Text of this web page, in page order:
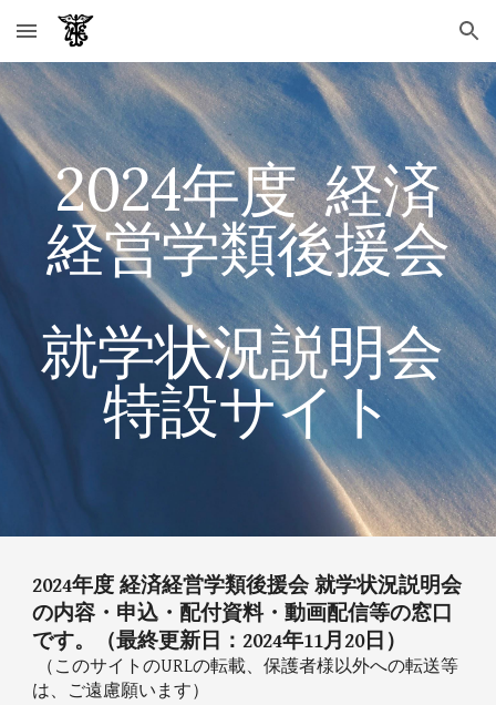
Skip to main content Skip to navigation
2024年度 経済
経営学類後援会
就学状況説明会
特設サイト
2024年度 経済経営学類後援会 就学状況説明会
の内容・申込・配付資料・動画配信等の窓口
です。（最終更新日：2024年11月20日）
（このサイトのURLの転載、保護者様以外への転送等
は、ご遠慮願います）